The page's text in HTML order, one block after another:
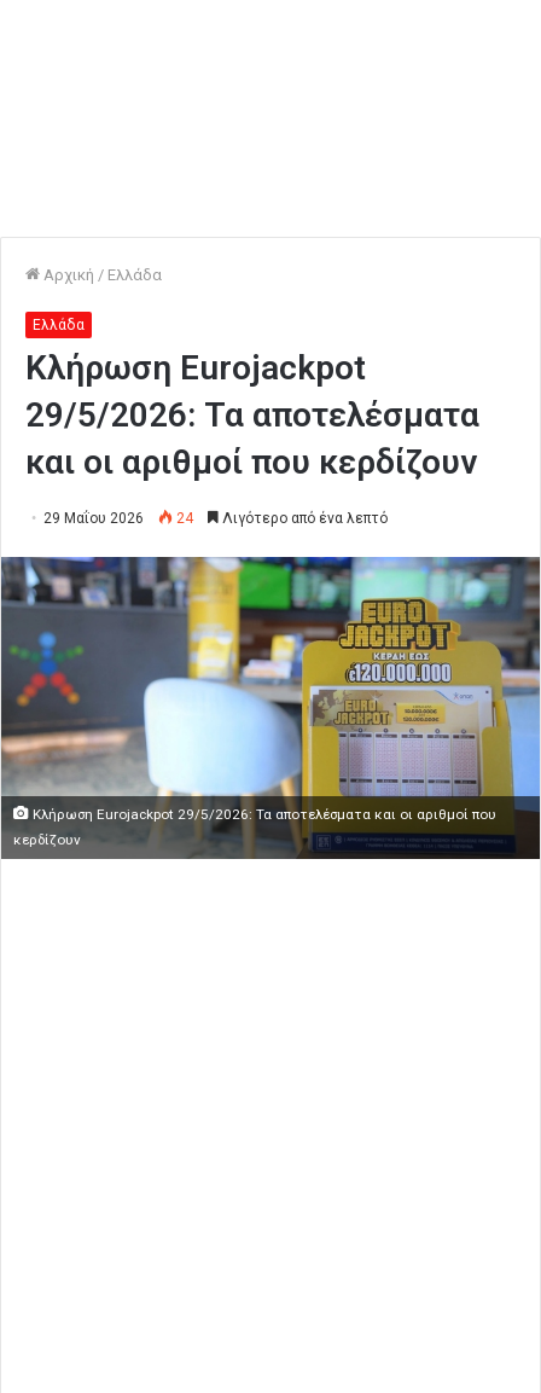
Αρχική / Ελλάδα
Ελλάδα
Κλήρωση Eurojackpot
29/5/2026: Τα αποτελέσματα
και οι αριθμοί που κερδίζουν
29 Μαΐου 2026 24 Λιγότερο από ένα λεπτό
Κλήρωση Eurojackpot 29/5/2026: Τα αποτελέσματα και οι αριθμοί που
κερδίζουν